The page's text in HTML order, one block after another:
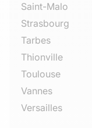
Saint-Malo
Strasbourg
Tarbes
Thionville
Toulouse
Vannes
Versailles